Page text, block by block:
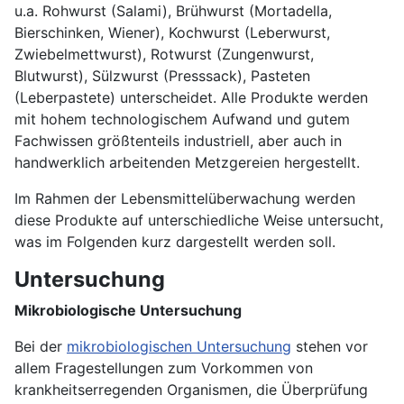
u.a. Rohwurst (Salami), Brühwurst (Mortadella,
Bierschinken, Wiener), Kochwurst (Leberwurst,
Zwiebelmettwurst), Rotwurst (Zungenwurst,
Blutwurst), Sülzwurst (Presssack), Pasteten
(Leberpastete) unterscheidet. Alle Produkte werden
mit hohem technologischem Aufwand und gutem
Fachwissen größtenteils industriell, aber auch in
handwerklich arbeitenden Metzgereien hergestellt.
Im Rahmen der Lebensmittelüberwachung werden
diese Produkte auf unterschiedliche Weise untersucht,
was im Folgenden kurz dargestellt werden soll.
Untersuchung
Mikrobiologische Untersuchung
Bei der mikrobiologischen Untersuchung stehen vor
allem Fragestellungen zum Vorkommen von
krankheitserregenden Organismen, die Überprüfung